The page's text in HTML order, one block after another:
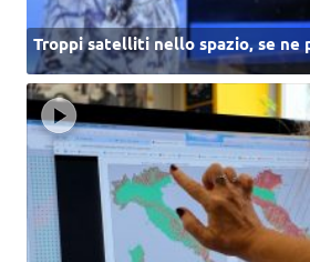
Troppi satelliti nello spazio, se ne